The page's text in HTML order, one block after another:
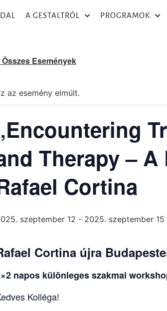
A GESTALTRÓL PROGRAMOK
Összes Események
az esemény elmúlt.
Therapy –
Cortina
szeptember 12 - 2025. szeptember 15
Cortina újra
napos különleges szakmai
Kolléga!